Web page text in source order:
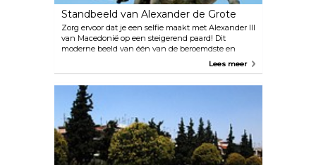
Standbeeld van Alexander de Grote
Zorg ervoor dat je een selfie maakt met Alexander III
van Macedonië op een steigerend paard! Dit
moderne beeld van één van de beroemdste en
meest invloedrijke oude Grieken op Bucephalus,
Lees meer